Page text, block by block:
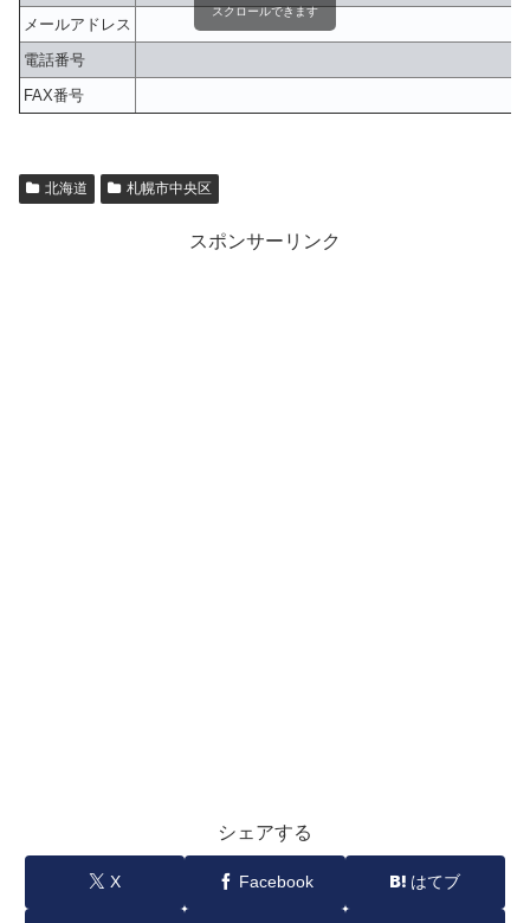
メールアドレス
電話番号
FAX番号
スクロールできます
北海道 札幌市中央区
スポンサーリンク
シェアする
X Facebook はてブ